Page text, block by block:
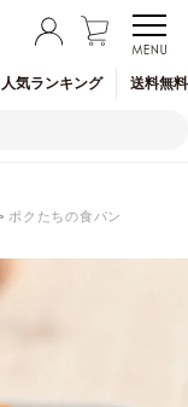
人気ランキング 送料無
ボクたちの食パン